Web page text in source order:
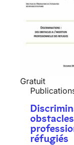
Gratuit
réfugiés